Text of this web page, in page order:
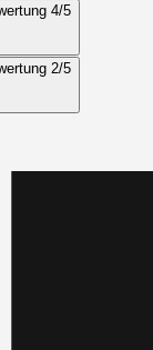
4/5
2/5